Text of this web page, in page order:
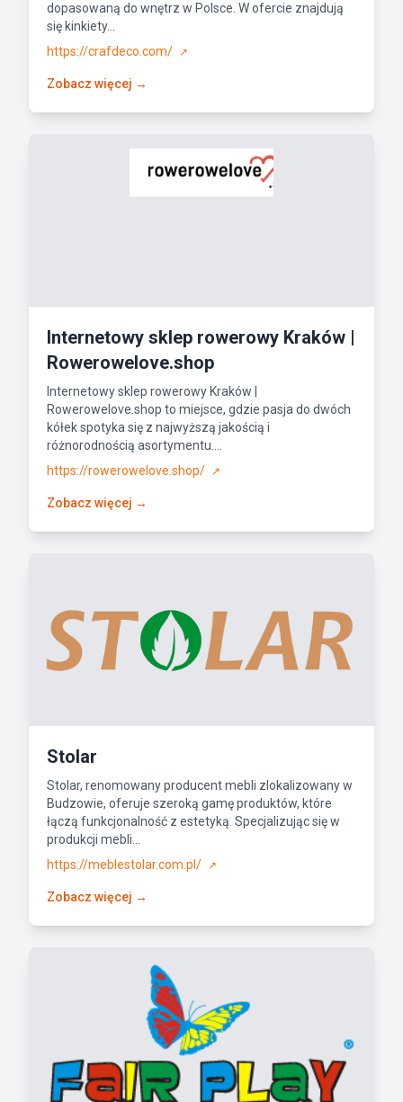
dopasowaną do wnętrz w Polsce. W ofercie znajdują
się kinkiety...
https://crafdeco.com/
↗
Zobacz więcej →
Internetowy sklep rowerowy Kraków |
Rowerowelove.shop
Internetowy sklep rowerowy Kraków |
Rowerowelove.shop to miejsce, gdzie pasja do dwóch
kółek spotyka się z najwyższą jakością i
różnorodnością asortymentu....
https://rowerowelove.shop/
↗
Zobacz więcej →
Stolar
Stolar, renomowany producent mebli zlokalizowany w
Budzowie, oferuje szeroką gamę produktów, które
łączą funkcjonalność z estetyką. Specjalizując się w
produkcji mebli...
https://meblestolar.com.pl/
↗
Zobacz więcej →